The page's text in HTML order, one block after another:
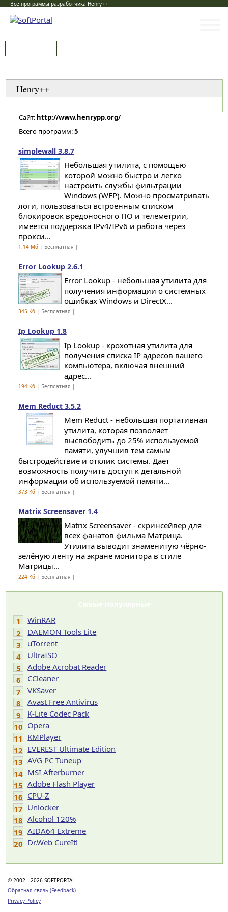
Все программы разработчика Henry++
Henry++
Сайт: http://www.henrypp.org/
Всего программ:5
simplewall 3.8.7
Небольшая утилита, с помощью
которой можно быстро и легко
настроить службы фильтрации
Windows (WFP). Можно просматривать
логи, пользоваться встроенным списком
блокировок вредоносного ПО и телеметрии,
имеется поддержка IPv4/IPv6 и работа через
прокси...
1.14 Мб| Бесплатная |
Error Lookup 2.6.1
Error Lookup - небольшая утилита для
получения информации о системных
ошибках Windows и DirectX...
345 Кб| Бесплатная |
Ip Lookup 1.8
Ip Lookup - крохотная утилита для
получения списка IP адресов вашего
компьютера, включая внешний
адрес...
194 Кб| Бесплатная |
Mem Reduct 3.5.2
Mem Reduct - небольшая портативная
утилита, которая позволяет
высвободить до 25% используемой
памяти, улучшив тем самым
быстродействие и отклик системы. Дает
возможность получить доступ к детальной
информации об используемой памяти...
373 Кб| Бесплатная |
Matrix Screensaver 1.4
Matrix Screensaver - скринсейвер для
всех фанатов фильма Матрица.
Утилита выводит знаменитую чёрно-
зелёную ленту на экране монитора в стиле
Матрицы...
224 Кб| Бесплатная |
Самые популярные
1
WinRAR
2
DAEMON Tools Lite
3
uTorrent
4
UltraISO
5
Adobe Acrobat Reader
6
CCleaner
7
VKSaver
8
Avast Free Antivirus
9
K-Lite Codec Pack
10 Opera
11 KMPlayer
12 EVEREST Ultimate Edition
13 AVG PC Tuneup
14 MSI Afterburner
15 Adobe Flash Player
16 CPU-Z
17 Unlocker
18 Alcohol 120%
19 AIDA64 Extreme
20 Dr.Web CureIt!
© 2002—2026 SOFTPORTAL
Обратная связь (Feedback)
Privacy Policy